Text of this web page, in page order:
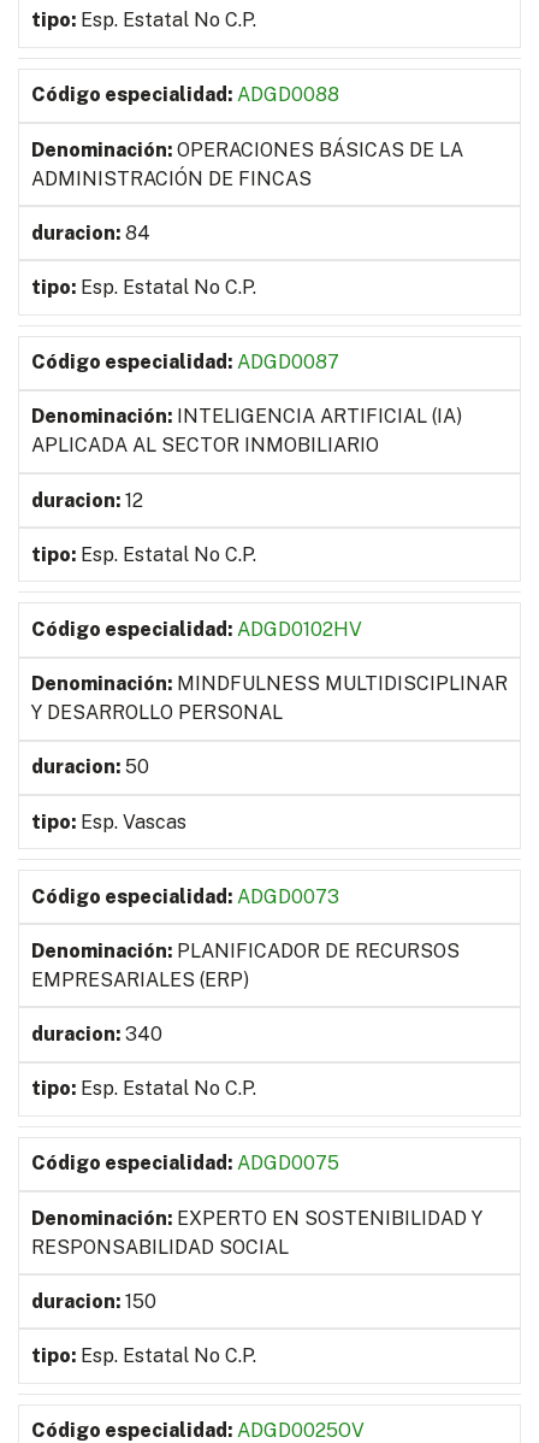
Esp. Estatal No C.P.
ADGD0088
OPERACIONES BÁSICAS DE LA
ADMINISTRACIÓN DE FINCAS
84
Esp. Estatal No C.P.
ADGD0087
INTELIGENCIA ARTIFICIAL (IA)
APLICADA AL SECTOR INMOBILIARIO
12
Esp. Estatal No C.P.
ADGD0102HV
MINDFULNESS MULTIDISCIPLINAR
Y DESARROLLO PERSONAL
50
Esp. Vascas
ADGD0073
PLANIFICADOR DE RECURSOS
EMPRESARIALES (ERP)
340
Esp. Estatal No C.P.
ADGD0075
EXPERTO EN SOSTENIBILIDAD Y
RESPONSABILIDAD SOCIAL
150
Esp. Estatal No C.P.
ADGD0025OV